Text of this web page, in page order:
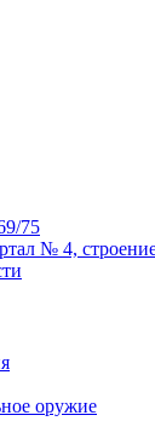
75
№ 4,
оружие